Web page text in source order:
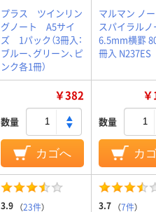
プラス ツインリン
グノート A5サイ
ズ 1パック（3冊入：
ブルー、グリーン、ピ
ンク各1冊）
マルマン ノ
スパイラルノ
6.5mm横罫
冊入 N237ES
￥382
数量
カゴへ
数量
カ
3.9 （23件） 3.7 （7件）